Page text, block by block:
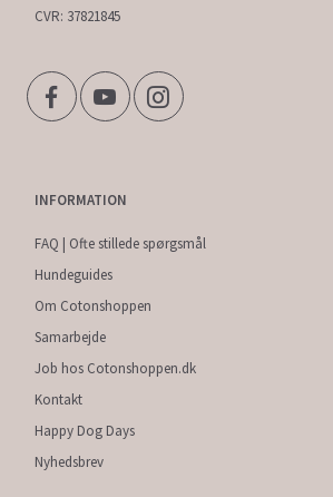
CVR: 37821845
INFORMATION
FAQ | Ofte stillede spørgsmål
Hundeguides
Om Cotonshoppen
Samarbejde
Job hos Cotonshoppen.dk
Kontakt
Happy Dog Days
Nyhedsbrev